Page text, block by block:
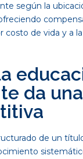
según la
costo de vida y a
da
de un